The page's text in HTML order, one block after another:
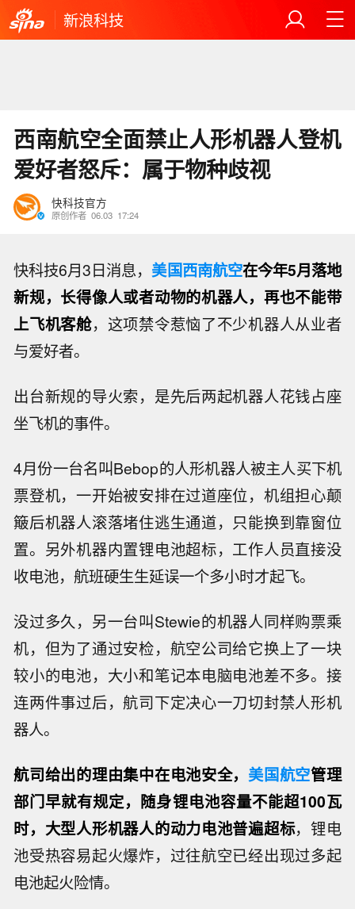
新浪科技
西南航空全面禁止人形机器人登机
爱好者怒斥：属于物种歧视
快科技官方
原创作者 06.03 17:24
快科技6月3日消息，美国西南航空在今年5月落地
新规，长得像人或者动物的机器人，再也不能带
上飞机客舱，这项禁令惹恼了不少机器人从业者
与爱好者。
出台新规的导火索，是先后两起机器人花钱占座
坐飞机的事件。
4月份一台名叫Bebop的人形机器人被主人买下机
票登机，一开始被安排在过道座位，机组担心颠
簸后机器人滚落堵住逃生通道，只能换到靠窗位
置。另外机器内置锂电池超标，工作人员直接没
收电池，航班硬生生延误一个多小时才起飞。
没过多久，另一台叫Stewie的机器人同样购票乘
机，但为了通过安检，航空公司给它换上了一块
较小的电池，大小和笔记本电脑电池差不多。接
连两件事过后，航司下定决心一刀切封禁人形机
器人。
航司给出的理由集中在电池安全，美国航空管理
部门早就有规定，随身锂电池容量不能超100瓦
时，大型人形机器人的动力电池普遍超标，锂电
池受热容易起火爆炸，过往航空已经出现过多起
电池起火险情。